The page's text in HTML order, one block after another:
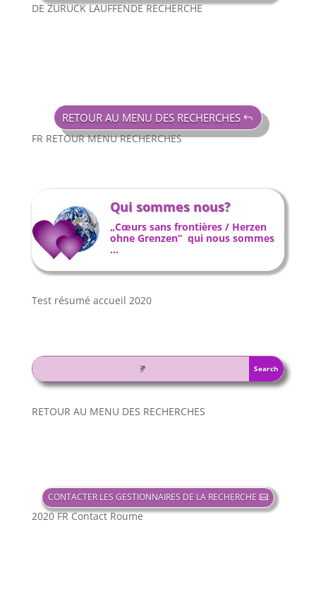
DE ZURUCK LAUFFENDE RECHERCHE
RETOUR AU MENU DES RECHERCHES
FR RETOUR MENU RECHERCHES
Qui sommes nous?
„Cœurs sans frontières / Herzen
ohne Grenzen“ qui nous sommes
…
Test résumé accueil 2020
RETOUR AU MENU DES RECHERCHES
CONTACTER LES GESTIONNAIRES DE LA RECHERCHE
2020 FR Contact Roume